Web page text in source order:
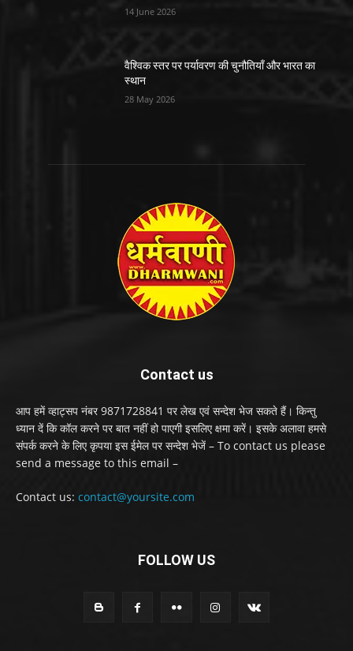
14 June 2026
वैश्विक स्तर पर पर्यावरण की चुनौतियाँ और भारत का
स्थान
28 May 2026
Contact us
आप हमें व्हाट्सप नंबर 9871728841 पर लेख एवं सन्देश भेज सकते हैं। किन्तु
ध्यान दें कि कॉल करने पर बात नहीं हो पाएगी इसलिए क्षमा करें। इसके अलावा हमसे
संपर्क करने के लिए कृपया इस ईमेल पर सन्देश भेजें – To contact us please
send a message to this email –
Contact us: contact@yoursite.com
FOLLOW US